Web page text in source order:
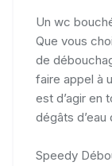
Un wc
Que vous
de
faire appel à
est d’agir en
dégâts
Speedy